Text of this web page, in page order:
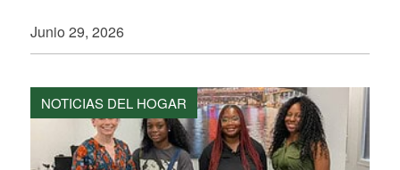
Junio 29, 2026
NOTICIAS DEL HOGAR